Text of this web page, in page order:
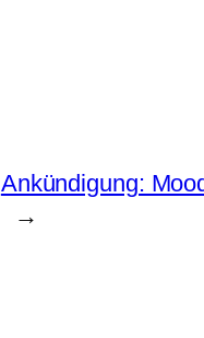
Ankündigung:
→